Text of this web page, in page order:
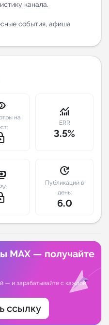
в Telegram
канала.
события, афиша
на
monitoring
ERR
3.5%
update
Публикаций в
день:
6.0
MAX — получайте
— и зарабатывайте с каждой
ссылку